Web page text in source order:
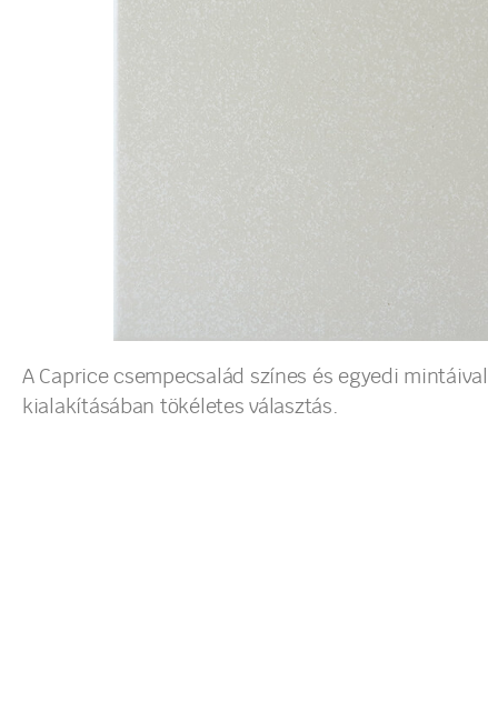
A Caprice csempecsalád színes és egyedi
kialakításában tökéletes választás.